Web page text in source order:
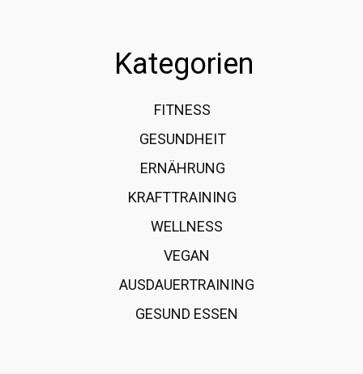
Kategorien
FITNESS
GESUNDHEIT
ERNÄHRUNG
KRAFTTRAINING
WELLNESS
VEGAN
AUSDAUERTRAINING
GESUND ESSEN